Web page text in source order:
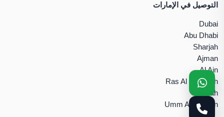
التوصيل في الإمارات
Dubai
Abu Dhabi
Sharjah
Ajman
Al Ain
Ras Al Khaimah
Fujairah
Umm Al Quwain